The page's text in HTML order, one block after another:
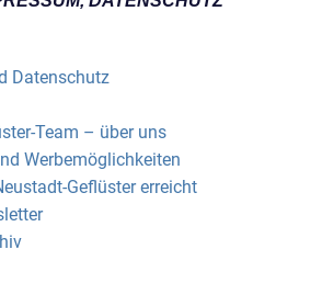
Datenschutz
Team – über uns
Werbemöglichkeiten
Geflüster erreicht